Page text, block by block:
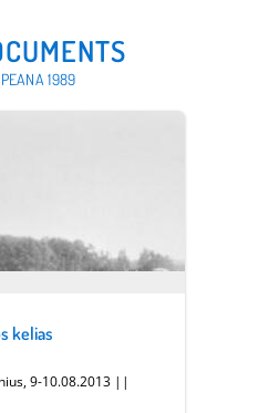
1989
kelias
9-10.08.2013 ||